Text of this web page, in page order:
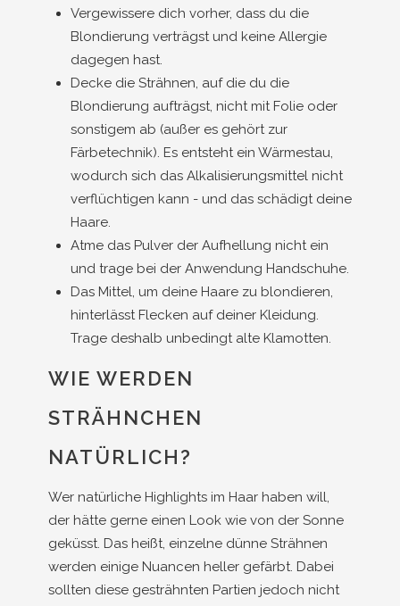
Vergewissere dich vorher, dass du die
Blondierung verträgst und keine Allergie
dagegen hast.
Decke die Strähnen, auf die du die
Blondierung aufträgst, nicht mit Folie oder
sonstigem ab (außer es gehört zur
Färbetechnik). Es entsteht ein Wärmestau,
wodurch sich das Alkalisierungsmittel nicht
verflüchtigen kann - und das schädigt deine
Haare.
Atme das Pulver der Aufhellung nicht ein
und trage bei der Anwendung Handschuhe.
Das Mittel, um deine Haare zu blondieren,
hinterlässt Flecken auf deiner Kleidung.
Trage deshalb unbedingt alte Klamotten.
WIE WERDEN
STRÄHNCHEN
NATÜRLICH?
Wer natürliche Highlights im Haar haben will,
der hätte gerne einen Look wie von der Sonne
geküsst. Das heißt, einzelne dünne Strähnen
werden einige Nuancen heller gefärbt. Dabei
sollten diese gesträhnten Partien jedoch nicht